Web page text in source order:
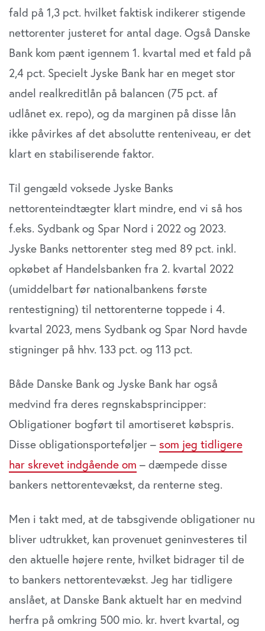
fald på 1,3 pct. hvilket faktisk indikerer stigende
nettorenter justeret for antal dage. Også Danske
Bank kom pænt igennem 1. kvartal med et fald på
2,4 pct. Specielt Jyske Bank har en meget stor
andel realkreditlån på balancen (75 pct. af
udlånet ex. repo), og da marginen på disse lån
ikke påvirkes af det absolutte renteniveau, er det
klart en stabiliserende faktor.
Til gengæld voksede Jyske Banks
nettorenteindtægter klart mindre, end vi så hos
f.eks. Sydbank og Spar Nord i 2022 og 2023.
Jyske Banks nettorenter steg med 89 pct. inkl.
opkøbet af Handelsbanken fra 2. kvartal 2022
(umiddelbart før nationalbankens første
rentestigning) til nettorenterne toppede i 4.
kvartal 2023, mens Sydbank og Spar Nord havde
stigninger på hhv. 133 pct. og 113 pct.
Både Danske Bank og Jyske Bank har også
medvind fra deres regnskabsprincipper:
Obligationer bogført til amortiseret købspris.
Disse obligationsporteføljer – som jeg tidligere
har skrevet indgående om – dæmpede disse
bankers nettorentevækst, da renterne steg.
Men i takt med, at de tabsgivende obligationer nu
bliver udtrukket, kan provenuet geninvesteres til
den aktuelle højere rente, hvilket bidrager til de
to bankers nettorentevækst. Jeg har tidligere
anslået, at Danske Bank aktuelt har en medvind
herfra på omkring 500 mio. kr. hvert kvartal, og